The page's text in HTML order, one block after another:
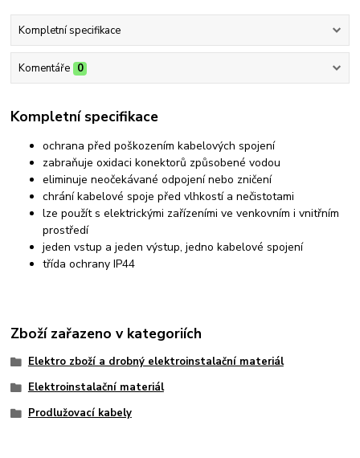
Kompletní specifikace
Komentáře 0
Kompletní specifikace
ochrana před poškozením kabelových spojení
zabraňuje oxidaci konektorů způsobené vodou
eliminuje neočekávané odpojení nebo zničení
chrání kabelové spoje před vlhkostí a nečistotami
lze použít s elektrickými zařízeními ve venkovním i vnitřním
prostředí
jeden vstup a jeden výstup, jedno kabelové spojení
třída ochrany IP44
Zboží zařazeno v kategoriích
Elektro zboží a drobný elektroinstalační materiál
Elektroinstalační materiál
Prodlužovací kabely